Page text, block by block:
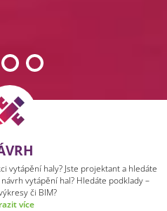
vytápění haly? Jste projektant a hledáte
vytápění hal? Hledáte podklady –
či BIM?
více